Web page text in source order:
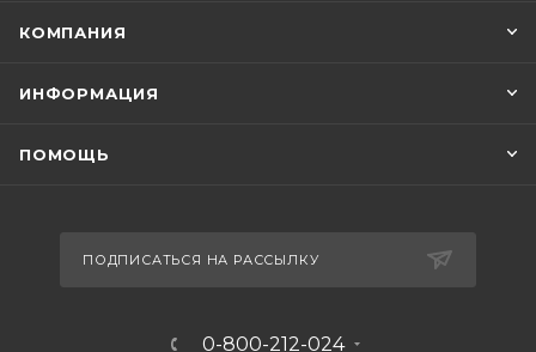
КОМПАНИЯ
ИНФОРМАЦИЯ
ПОМОЩЬ
ПОДПИСАТЬСЯ НА РАССЫЛКУ
0-800-212-024